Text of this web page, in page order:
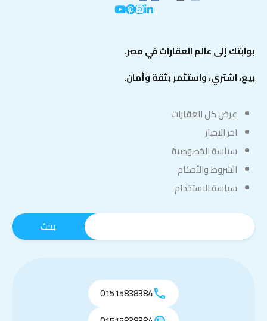
بوابتك إلى عالم العقارات في مصر.
بيع، اشتري، واستثمر بثقة وأمان.
عرض كل العقارات
اخر الاخبار
سياسة الخصوصية
الشروط والأحكام
سياسة الاستخدام
01515838384